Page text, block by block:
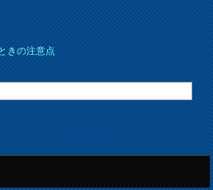
きの注意点